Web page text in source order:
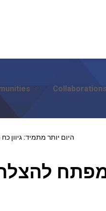
Collaborations
היום יותר מתמיד: גיוון